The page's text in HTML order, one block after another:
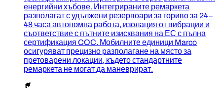
енергийни хъбове. Интегрираните ремаркета
разполагат с удължени резервоари за гориво за 24–
48 часа автономна работа, изолация от вибрации и
съответствие с пътните изисквания на ЕС с пълна
сертификация COC. Мобилните единици Marco
осигуряват прецизно разполагане на място за
претоварени локации, където стандартните
ремаркета не могат да маневрират.